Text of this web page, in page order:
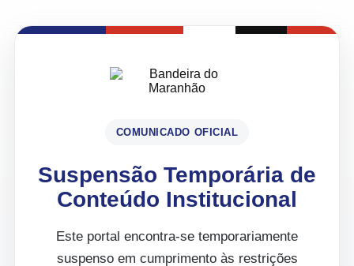
COMUNICADO OFICIAL
Suspensão Temporária de
Conteúdo Institucional
Este portal encontra-se temporariamente
suspenso em cumprimento às restrições